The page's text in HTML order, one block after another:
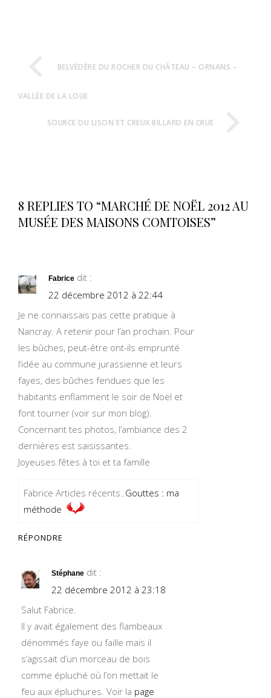
BELVÉDÈRE DU ROCHER DU CHÂTEAU – ORNANS –
VALLÉE DE LA LOUE
SOURCE DU LISON ET CREUX BILLARD EN CRUE
8 REPLIES TO “MARCHÉ DE NOËL 2012 AU
MUSÉE DES MAISONS COMTOISES”
Fabrice dit :
22 décembre 2012 à 22:44
Je ne connaissais pas cette pratique à
Nancray. A retenir pour l’an prochain. Pour
les bûches, peut-être ont-ils emprunté
l’idée au commune jurassienne et leurs
fayes, des bûches fendues que les
habitants enflamment le soir de Noël et
font tourner (voir sur mon blog).
Concernant tes photos, l’ambiance des 2
dernières est saisissantes.
Joyeuses fêtes à toi et ta famille
Fabrice Articles récents..Gouttes : ma
méthode
RÉPONDRE
Stéphane dit :
22 décembre 2012 à 23:18
Salut Fabrice.
Il y avait également des flambeaux
dénommés faye ou faille mais il
s’agissait d’un morceau de bois
comme épluché où l’on mettait le
feu aux épluchures. Voir la page